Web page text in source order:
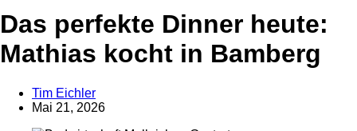
Das perfekte Dinner heute:
Mathias kocht in Bamberg
Tim Eichler
Mai 21, 2026